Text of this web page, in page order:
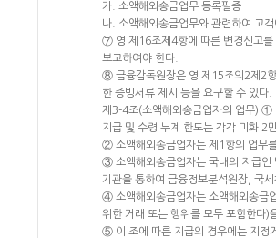
가. 소액해외송금업무 등록필증
나. 소액해외송금업무와 관련하여 고
⑦ 영 제16조제4항에 따른 변경신고를
보고하여야 한다.
⑧ 금융감독원장은 영 제15조의2제2
한 증빙서류 제시 등을 요구할 수 있다
제3-4조(소액해외송금업자의 업무) ①
지급 및 수령 누계 한도는 각각 미화 2
② 소액해외송금업자는 제1항의 업무
③ 소액해외송금업자는 국내의 지급인
기관을 통하여 금융정보분석원장, 국
④ 소액해외송금업자는 소액해외송금
위한 거래 또는 행위를 모두 포함한다
⑤ 이 조에 따른 지급의 경우에는 지정